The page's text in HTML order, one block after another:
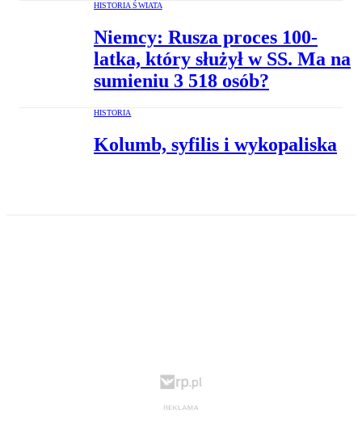
HISTORIA ŚWIATA
Niemcy: Rusza proces 100-
latka, który służył w SS. Ma na
sumieniu 3 518 osób?
HISTORIA
Kolumb, syfilis i wykopaliska